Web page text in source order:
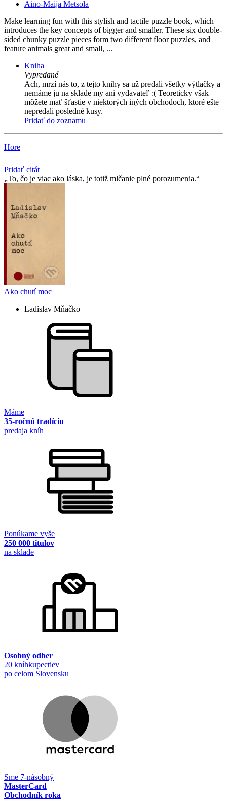
Aino-Maija Metsola
Make learning fun with this stylish and tactile puzzle book, which
introduces the key concepts of bigger and smaller. These six double-
sided chunky puzzle pieces form two different floor puzzles, and
feature animals great and small, ...
Kniha
Vypredané
Ach, mrzí nás to, z tejto knihy sa už predali všetky výtlačky a
nemáme ju na sklade my ani vydavateľ :( Teoreticky však
môžete mať šťastie v niektorých iných obchodoch, ktoré ešte
nepredali posledné kusy.
Pridať do zoznamu
Hore
Pridať citát
To, čo je viac ako láska, je totiž mlčanie plné porozumenia.
Ako chutí moc
Ladislav Mňačko
Máme
35-ročnú tradíciu
predaja kníh
Ponúkame vyše
250 000 titulov
na sklade
Osobný odber
20 kníhkupectiev
po celom Slovensku
Sme 7-násobný
MasterCard
Obchodník roka